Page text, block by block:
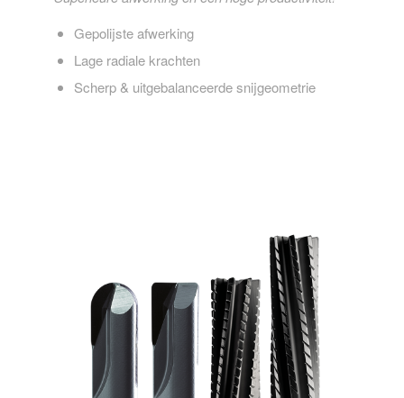
Gepolijste afwerking
Lage radiale krachten
Scherp & uitgebalanceerde snijgeometrie